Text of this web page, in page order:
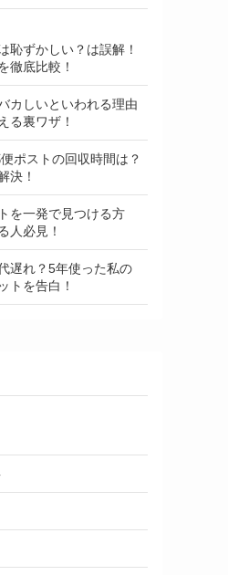
恥ずかしい？は誤解！
徹底比較！
カしいといわれる理由
る裏ワザ！
ポストの回収時間は？
決！
を一発で見つける方
人必見！
遅れ？5年使った私の
トを告白！